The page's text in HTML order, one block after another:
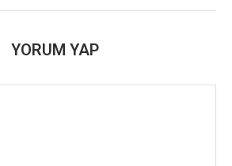
YORUM YAP